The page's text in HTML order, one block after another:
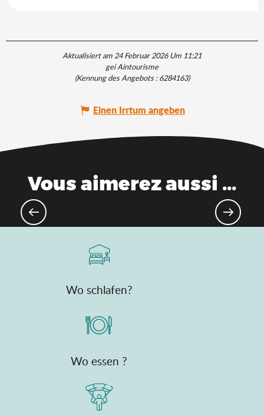
Aktualisiert am 24 Februar 2026 Um 11:21
gei Aintourisme
(Kennung des Angebots :6284163)
Einen Irrtum angeben
Vous aimerez aussi ...
Wo schlafen?
Wo essen ?